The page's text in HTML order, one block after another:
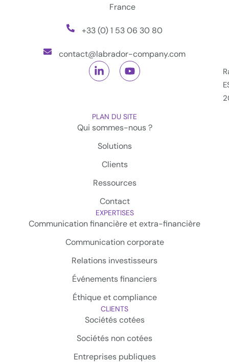
France
+33 (0) 1 53 06 30 80
contact@labrador-company.com
PLAN DU SITE
Qui sommes-nous ?
Solutions
Clients
Ressources
Contact
EXPERTISES
Communication financière et extra-financière
Communication corporate
Relations investisseurs
Événements financiers
Éthique et compliance
CLIENTS
Sociétés cotées
Sociétés non cotées
Entreprises publiques